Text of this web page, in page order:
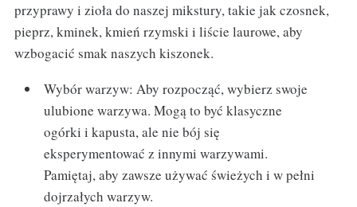
przyprawy i zioła do naszej mikstury, takie jak czosnek,
pieprz, kminek, kmień rzymski i liście laurowe, aby
wzbogacić smak naszych kiszonek.
Wybór warzyw: Aby rozpocząć, wybierz swoje
ulubione warzywa. Mogą to być klasyczne
ogórki i kapusta, ale nie bój się
eksperymentować z innymi warzywami.
Pamiętaj, aby zawsze używać świeżych i w pełni
dojrzałych warzyw.